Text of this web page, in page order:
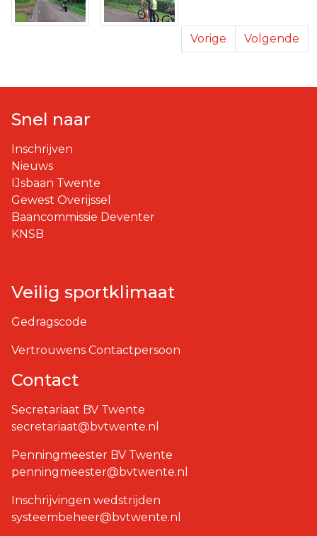
Vorige Volgende
Snel naar
Inschrijven
Nieuws
IJsbaan Twente
Gewest Overijssel
Baancommissie Deventer
KNSB
Veilig sportklimaat
Gedragscode
Vertrouwens Contactpersoon
Contact
Secretariaat BV Twente
secretariaat@bvtwente.nl
Penningmeester BV Twente
penningmeester@bvtwente.nl
Inschrijvingen wedstrijden
systeembeheer@bvtwente.nl